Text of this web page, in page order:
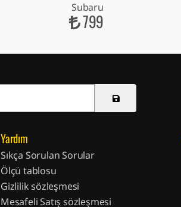
Subaru
799
Yardım
Sıkça Sorulan Sorular
Ölçü tablosu
Gizlilik sözleşmesi
Mesafeli Satış sözleşmesi